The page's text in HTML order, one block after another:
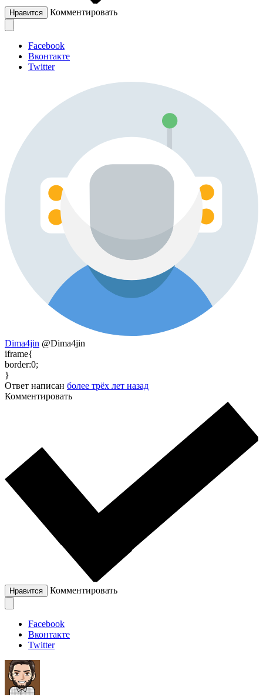
Нравится Комментировать
Facebook
Вконтакте
Twitter
Dima4jin @Dima4jin
iframe{
border:0;
}
Ответ написан более трёх лет назад
Комментировать
Нравится Комментировать
Facebook
Вконтакте
Twitter